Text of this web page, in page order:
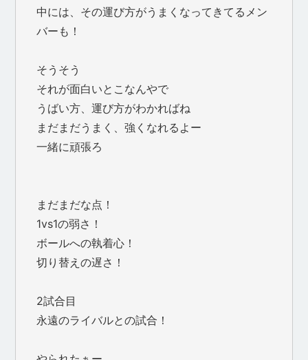
中には、その運び方がうまくなってきてるメン
バーも！
そうそう
それが面白いとこなんやで
うばい方、運び方がわかればね
まだまだうまく、強くなれるよー
一緒に頑張ろ
まだまだな点！
1vs1の弱さ！
ボールへの執着心！
切り替えの遅さ！
2試合目
永遠のライバルとの試合！